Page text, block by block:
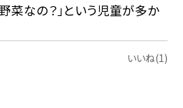
野菜なの？」という児童が多か
いいね(1)